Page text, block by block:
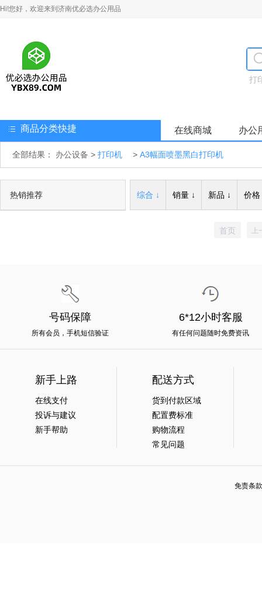
Hi!您好，欢迎来到济南优必选办公用品
打
商品分类快捷 在线商城 办公
全部结果： 办公设备 > 打印机 > A3幅面喷墨黑白打印机
热销推荐 综合 ↓ 销量 ↓ 新品 ↓ 价格
首页 上
号码保障
所有会员，手机短信验证
6*12小时客服
有任何问题随时免费资讯
新手上路
在线支付
投诉与建议
新手帮助
配送方式
货到付款区域
配置费标准
购物流程
常见问题
免责条款